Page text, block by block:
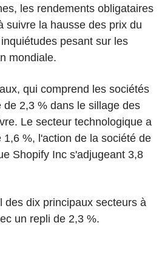
les rendements obligataires
suivre la hausse des prix du
pesant sur les
mondiale.
qui comprend les sociétés
de 2,3 % dans le sillage des
Le secteur technologique a
%, l'action de la société de
Shopify Inc s'adjugeant 3,8
des dix principaux secteurs à
un repli de 2,3 %.